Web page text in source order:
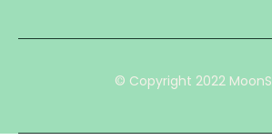
© Copyright 2022